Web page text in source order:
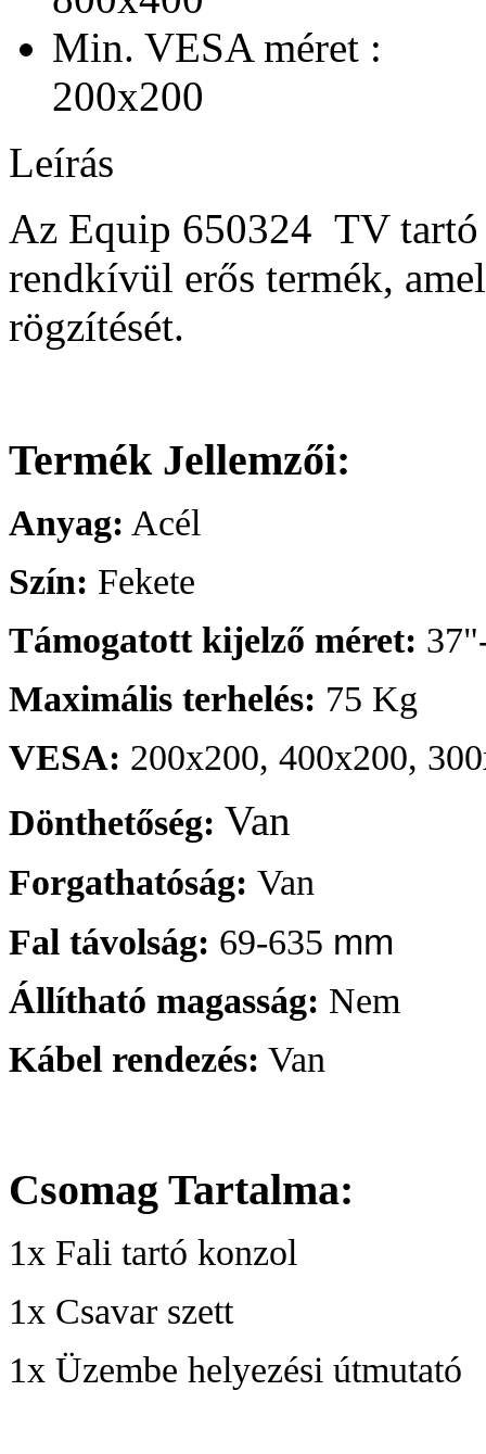
Min. VESA méret :
200x200
Leírás
Az Equip 650324 TV
rendkívül erős termék,
rögzítését.
Termék Jellemzői:
Anyag: Acél
Szín: Fekete
Támogatott kijelző méret:
Maximális terhelés: 75 Kg
VESA: 200x200, 400x200,
Dönthetőség: Van
Forgathatóság: Van
Fal távolság: 69-635 mm
Állítható magasság: Nem
Kábel rendezés: Van
Csomag Tartalma:
1x Fali tartó konzol
1x Csavar szett
1x Üzembe helyezési útmutató